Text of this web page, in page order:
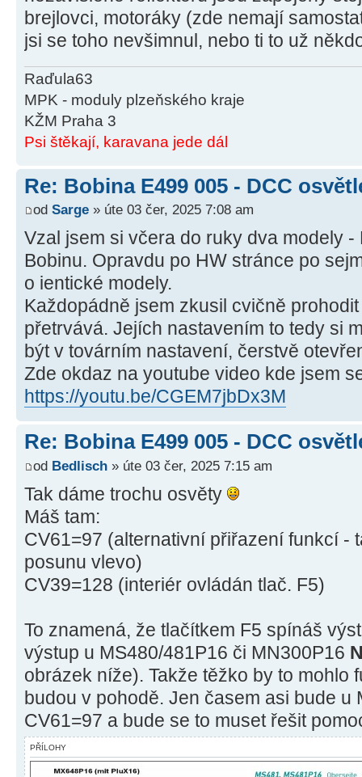
brejlovci, motoráky (zde nemají
jsi se toho nevšimnul, nebo ti to už
Raďula63
MPK - moduly plzeňského kraje
KŽM Praha 3
Psi štěkají, karavana jede dál
Re: Bobina E499 005 - DCC
od Sarge » úte 03 čer, 2025 7:08 am
Vzal jsem si včera do ruky dva modely
Bobinu. Opravdu po HW stránce po
o ientické modely.
Každopádně jsem zkusil cvičně
přetrvává. Jejích nastavením to tedy si
být v továrním nastavení, čerstvě
Zde okdaz na youtube video kde jsem
https://youtu.be/CGEM7jbDx3M
Re: Bobina E499 005 - DCC
od Bedlisch » úte 03 čer, 2025 7:15 am
Tak dáme trochu osvěty
Máš tam:
CV61=97 (alternativní přiřazení funkcí -
posunu vlevo)
CV39=128 (interiér ovládán tlač. F5)
To znamená, že tlačítkem F5 spínáš
výstup u MS480/481P16 či MN300P16
obrázek níže). Takže těžko by to mohlo
budou v pohodě. Jen časem asi bude u
CV61=97 a bude se to muset řešit
PŘÍLOHY